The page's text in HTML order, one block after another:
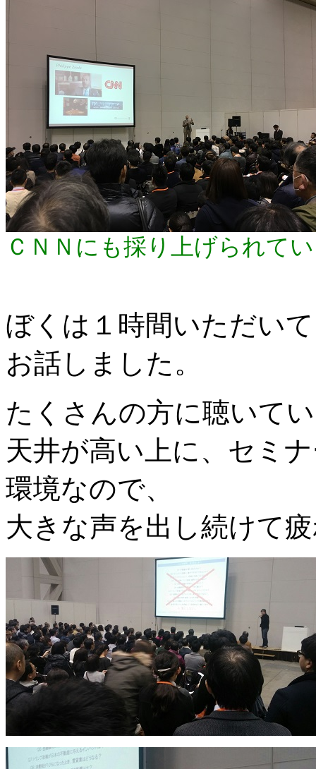
ＣＮＮにも採り上げられて
ぼくは１時間いただい
お話しました。
たくさんの方に聴いて
天井が高い上に、セミ
環境なので、
大きな声を出し続けて